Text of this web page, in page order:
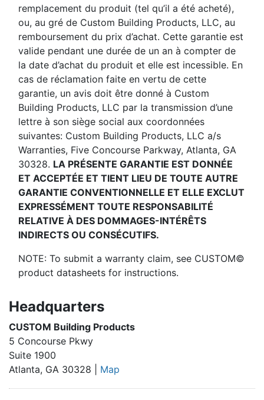
remplacement du produit (tel qu’il a été acheté),
ou, au gré de Custom Building Products, LLC, au
remboursement du prix d’achat. Cette garantie est
valide pendant une durée de un an à compter de
la date d’achat du produit et elle est incessible. En
cas de réclamation faite en vertu de cette
garantie, un avis doit être donné à Custom
Building Products, LLC par la transmission d’une
lettre à son siège social aux coordonnées
suivantes: Custom Building Products, LLC a/s
Warranties, Five Concourse Parkway, Atlanta, GA
30328. LA PRÉSENTE GARANTIE EST DONNÉE
ET ACCEPTÉE ET TIENT LIEU DE TOUTE AUTRE
GARANTIE CONVENTIONNELLE ET ELLE EXCLUT
EXPRESSÉMENT TOUTE RESPONSABILITÉ
RELATIVE À DES DOMMAGES-INTÉRÊTS
INDIRECTS OU CONSÉCUTIFS.
NOTE: To submit a warranty claim, see CUSTOM©
product datasheets for instructions.
Headquarters
CUSTOM Building Products
5 Concourse Pkwy
Suite 1900
Atlanta, GA 30328 | Map